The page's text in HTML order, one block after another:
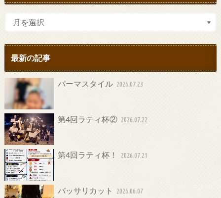
最新の記事
パーマスタイル 2026.07.23
第4回ラティ杯② 2026.07.22
第4回ラティ杯！ 2026.07.21
バッサリカット 2026.06.07